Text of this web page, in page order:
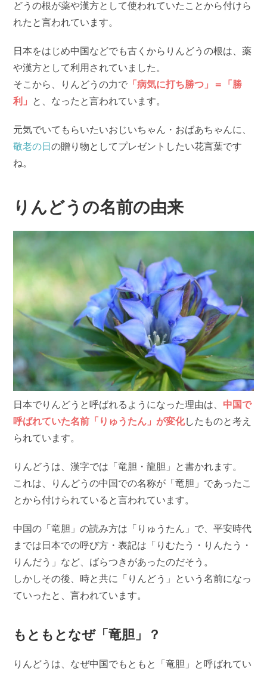
どうの根が薬や漢方として使われていたことから付けら
れたと言われています。
日本をはじめ中国などでも古くからりんどうの根は、薬
や漢方として利用されていました。
そこから、りんどうの力で 「病気に打ち勝つ」＝「勝
利」 と、なったと言われています。
元気でいてもらいたいおじいちゃん・おばあちゃんに、
敬老の日の贈り物としてプレゼントしたい花言葉です
ね。
りんどうの名前の由来
日本でりんどうと呼ばれるようになった理由は、 中国で
呼ばれていた名前「りゅうたん」が変化したものと考え
られています。
りんどうは、漢字では「竜胆・龍胆」と書かれます。
これは、りんどうの中国での名称が「竜胆」であったこ
とから付けられていると言われています。
中国の「竜胆」の読み方は「りゅうたん」で、平安時代
までは日本での呼び方・表記は「りむたう・りんたう・
りんだう」など、ばらつきがあったのだそう。
しかしその後、時と共に「りんどう」という名前になっ
ていったと、言われています。
もともとなぜ「竜胆」？
りんどうは、なぜ中国でもともと「竜胆」と呼ばれてい